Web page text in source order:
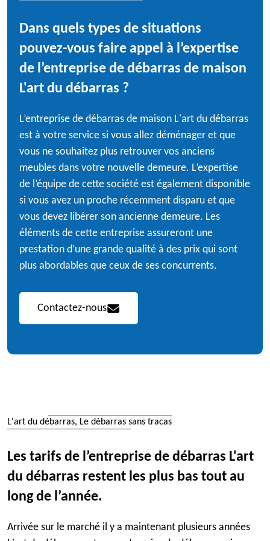
Dans quels types de situations
pouvez-vous faire appel à l’expertise
de l’entreprise de débarras de maison
L'art du débarras ?
L’entreprise de débarras de maison L'art du débarras
est à votre service si vous allez déménager et que
vous ne souhaitez plus retrouver vos anciens
meubles dans votre nouvelle demeure. L’expertise
de l’équipe de cette société est également disponible
si vous avez un proche récemment disparu et que
vous devez libérer son ancienne demeure. Les
éléments de cette entreprise assureront une
prestation d’une grande qualité à des prix qui sont
plus abordables que ceux de ses concurrents.
Contactez-nous
L'art du débarras, Le débarras sans tracas
Les tarifs de l’entreprise de débarras L'art
du débarras restent les plus bas tout au
long de l’année.
Arrivée sur le marché il y a maintenant plusieurs années